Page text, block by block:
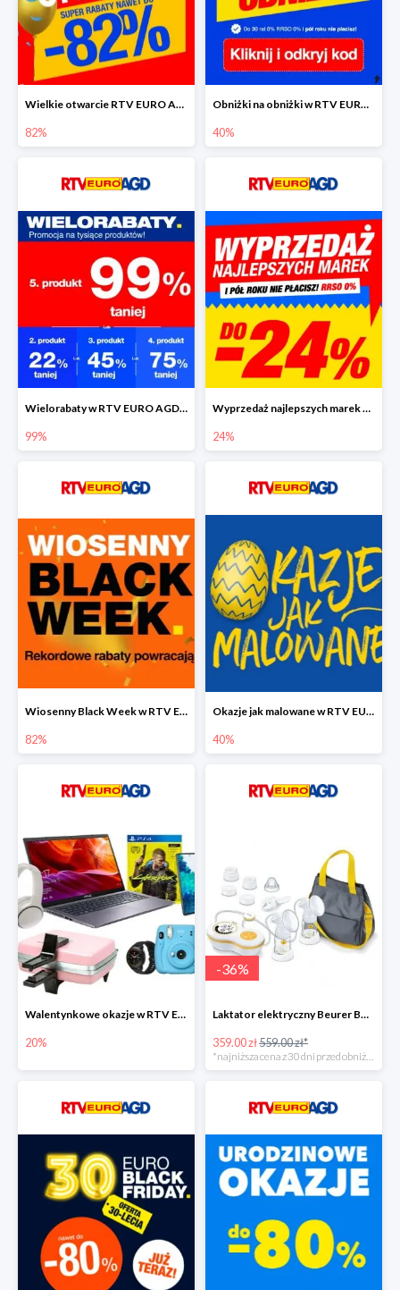
Wielkie otwarcie RTV EURO AGD - rabaty do -82%
82%
Obniżki na obniżki w RTV EURO AGD do -40%
40%
Wielorabaty w RTV EURO AGD - piąty produkt nawet 99% taniej
99%
Wyprzedaż najlepszych marek w RTV EURO AGD do -24%
24%
Wiosenny Black Week w RTV EURO AGD do -82%
82%
Okazje jak malowane w RTV EURO AGD do -40%
40%
Walentynkowe okazje w RTV EURO AGD do -20%
20%
-36%
Laktator elektryczny Beurer BY 70 -35%
359.00 zł559.00 zł*
*najniższa cena z 30 dni przed obniżką